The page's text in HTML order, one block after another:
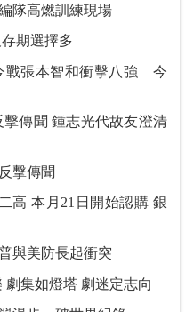
隊高燃訓練現場
勢 資金及存期選擇多
戰張本智和衝擊八強 今
故友澄清
擊傳聞
購 銀
與美防長起衝突
愛·回家「速遞」十載歡樂 劇集如燈塔 劇迷定志向